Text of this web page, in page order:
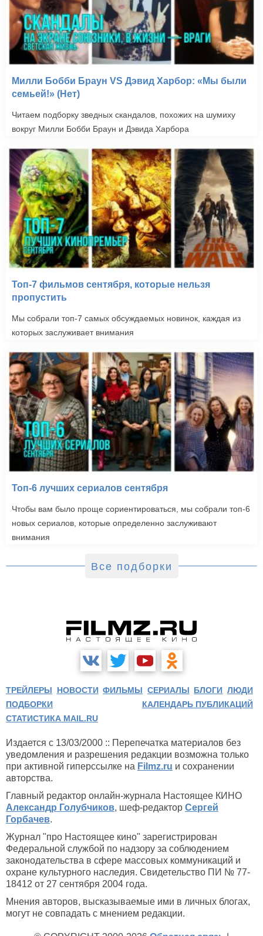
Милли Бобби Браун VS Дэвид Харбор: «Мы были
семьей!» (Нет)
Читаем подборку зведных скандалов, похожих на шумиху
вокруг Милли Бобби Браун и Дэвида Харбора
Топ-7 фильмов сентября, которые нельзя
пропустить
Мы собрали топ-7 самых обсуждаемых новинок, каждая из
которых заслуживает внимания
Топ-6 лучших сериалов сентября
Чтобы вам было проще сориентироваться, мы собрали топ-6
новых сериалов, которые определенно заслуживают
внимания
Все подборки
ТРЕЙЛЕРЫ НОВОСТИ ФИЛЬМЫ СЕРИАЛЫ БЛОГИ ЛЮДИ
ПОДБОРКИ
КАЛЕНДАРЬ ПУБЛИКАЦИЙ
СТАТИСТИКА MAIL.RU
Издается с 13/03/2000 :: Перепечатка материалов без
уведомления и разрешения редакции возможна только
при активной гиперссылке на Filmz.ru и сохранении
авторства.
Главный редактор онлайн-журнала Настоящее КИНО
Александр Голубчиков, шеф-редактор Сергей
Горбачев.
Журнал "про Настоящее кино" зарегистрирован
Федеральной службой по надзору за соблюдением
законодательства в сфере массовых коммуникаций и
охране культурного наследия. Свидетельство ПИ № 77-
18412 от 27 сентября 2004 года.
Мнения авторов, высказываемые ими в личных блогах,
могут не совпадать с мнением редакции.